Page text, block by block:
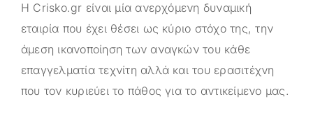
Η Crisko.gr είναι μία ανερχόμενη δυναμική
εταιρία που έχει θέσει ως κύριο στόχο της, την
άμεση ικανοποίηση των αναγκών του κάθε
επαγγελματία τεχνίτη αλλά και του ερασιτέχνη
που τον κυριεύει το πάθος για το αντικείμενο μας.